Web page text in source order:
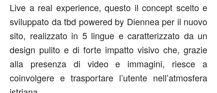
Live a real experience, questo il concept scelto e
sviluppato da tbd powered by Diennea per il nuovo
sito, realizzato in 5 lingue e caratterizzato da un
design pulito e di forte impatto visivo che, grazie
alla presenza di video e immagini, riesce a
coinvolgere e trasportare l’utente nell’atmosfera